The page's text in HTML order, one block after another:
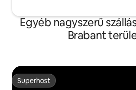
Egyéb nagyszerű
Brabant
Superhost
Superhost